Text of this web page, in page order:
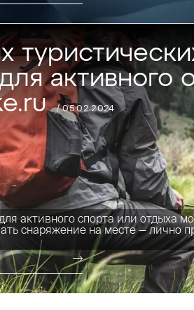
активного
/ 05.02.2024
активного спорта или отдыха
снаряжение на месте — лично